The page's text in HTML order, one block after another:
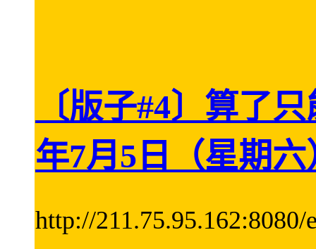
〔版子#4〕算了
年7月5日（星期六
http://211.75.95.162:8080/